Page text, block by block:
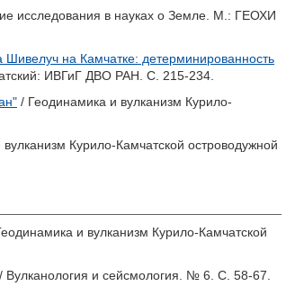
исследования в науках о Земле. М.: ГЕОХИ
Шивелуч на Камчатке: детерминированность
ИВГиГ ДВО РАН. С. 215-234.
/ Геодинамика и вулканизм Курило-
Курило-Камчатской островодужной
и вулканизм Курило-Камчатской
Вулканология и сейсмология. № 6. С. 58-67.